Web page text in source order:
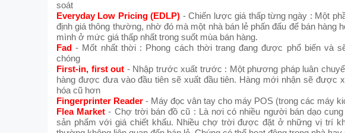
soát
Everyday Low Pricing (EDLP) - Chiến lược giá thấp từng ngày : Một
định giá thông thường, nhờ đó mà một nhà bán lẻ phấn đấu để bán hàng
mình ở mức giá thấp nhất trong suốt mùa bán hàng.
Fad - Mốt nhất thời : Phong cách thời trang đang được phổ biến và
chóng
First-in, first out - Nhập trước xuất trước : Một phương pháp luân
hàng được đưa vào đầu tiên sẽ xuất đầu tiên. Hàng mới nhận sẽ được
hóa cũ hơn
Fingerprinter Reader - Máy đọc vân tay cho máy POS (trong các máy
Flea Market - Chợ trời bán đồ cũ : Là nơi có nhiều người bán dạo
sản phẩm với giá chiết khấu. Nhiều chợ trời được đặt ở những vị trí